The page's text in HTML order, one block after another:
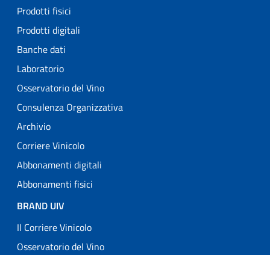
Prodotti fisici
Prodotti digitali
Banche dati
Laboratorio
Osservatorio del Vino
Consulenza Organizzativa
Archivio
Corriere Vinicolo
Abbonamenti digitali
Abbonamenti fisici
BRAND UIV
Il Corriere Vinicolo
Osservatorio del Vino